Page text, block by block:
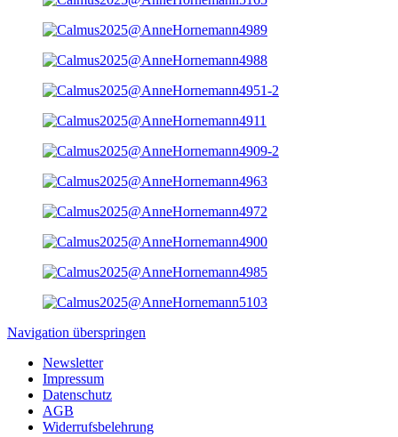
Navigation überspringen
Newsletter
Impressum
Datenschutz
AGB
Widerrufsbelehrung